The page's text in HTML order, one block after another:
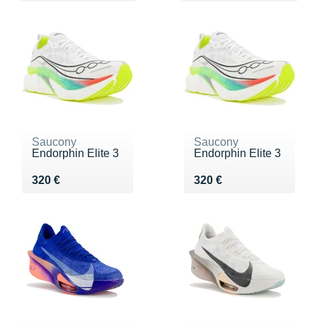
Saucony
Endorphin Elite 3
320 €
Vendu 320 €
Saucony
Endorphin Elite 3
320 €
Vendu 320 €